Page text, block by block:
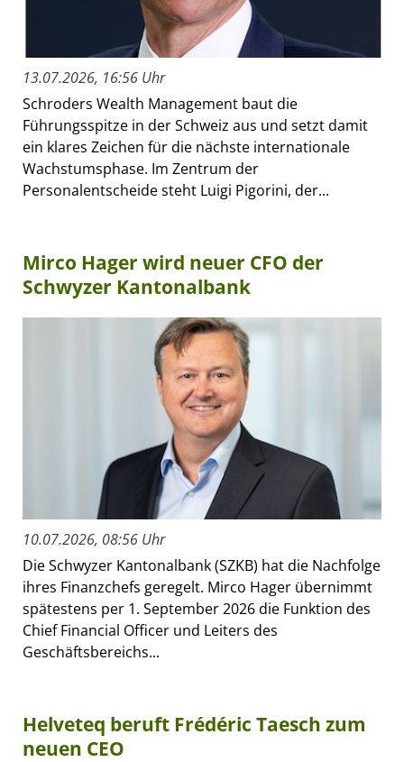
13.07.2026, 16:56 Uhr
Schroders Wealth Management baut die
Führungsspitze in der Schweiz aus und setzt damit
ein klares Zeichen für die nächste internationale
Wachstumsphase. Im Zentrum der
Personalentscheide steht Luigi Pigorini, der...
Mirco Hager wird neuer CFO der
Schwyzer Kantonalbank
10.07.2026, 08:56 Uhr
Die Schwyzer Kantonalbank (SZKB) hat die Nachfolge
ihres Finanzchefs geregelt. Mirco Hager übernimmt
spätestens per 1. September 2026 die Funktion des
Chief Financial Officer und Leiters des
Geschäftsbereichs...
Helveteq beruft Frédéric Taesch zum
neuen CEO